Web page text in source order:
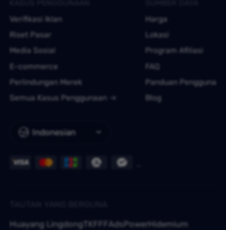
Indonesian
Verifikasi Iklan
Riset Pasar
Media Sosial
E-commerce
Perlindungan Merek
Semua Kasus Penggunaan
Harga
Lokasi
Program Afiliasi
FAQ
Panduan Pengguna
Blog
Huayang Lingdong TKFFF AdsPowerHidemium